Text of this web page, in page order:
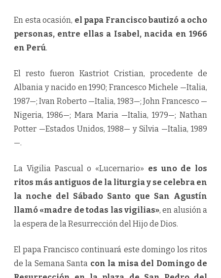
En esta ocasión, el papa Francisco bautizó a ocho
personas, entre ellas a Isabel, nacida en 1966
en Perú.
El resto fueron Kastriot Cristian, procedente de
Albania y nacido en 1990; Francesco Michele —Italia,
1987—; Ivan Roberto —Italia, 1983—; John Francesco —
Nigeria, 1986—; Mara Maria —Italia, 1979—; Nathan
Potter —Estados Unidos, 1988— y Silvia —Italia, 1989
—.
La Vigilia Pascual o «Lucernario» es uno de los
ritos más antiguos de la liturgia y se celebra en
la noche del Sábado Santo que San Agustín
llamó «madre de todas las vigilias», en alusión a
la espera de la Resurrección del Hijo de Dios.
El papa Francisco continuará este domingo los ritos
de la Semana Santa con la misa del Domingo de